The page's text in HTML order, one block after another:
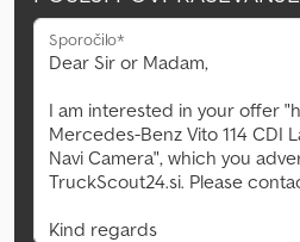
Sporočilo*